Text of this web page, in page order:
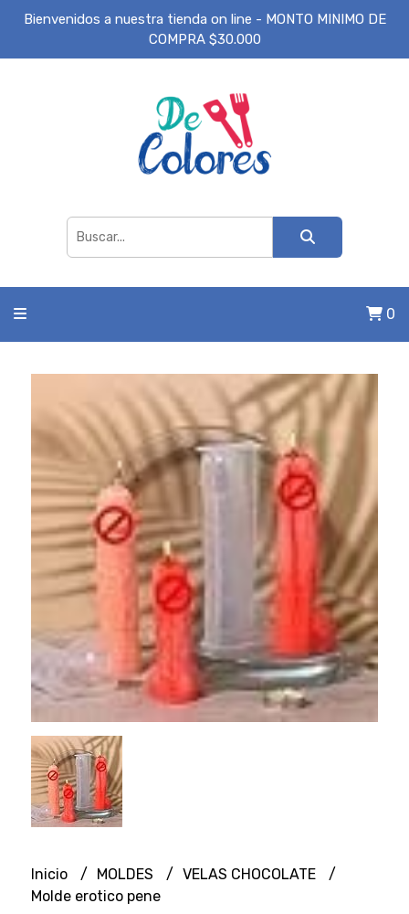
Bienvenidos a nuestra tienda on line - MONTO MINIMO DE
COMPRA $30.000
0
Inicio MOLDES
VELAS CHOCOLATE
Molde erotico pene